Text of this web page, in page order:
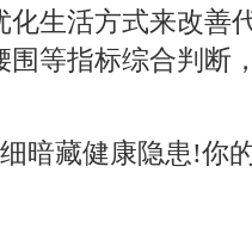
化生活方式来改善
围等指标综合判断
暗藏健康隐患!你